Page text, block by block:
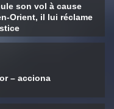
son vol à cause
Orient, il lui réclame
– acciona